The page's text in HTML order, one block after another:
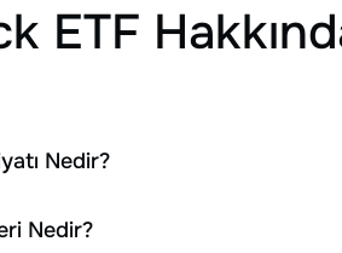
ETF
Nedir?
Nedir?